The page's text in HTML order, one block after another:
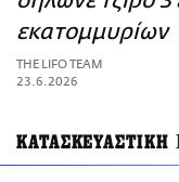
ΑΜΠΑ
PRINT
εκατομμυρίων
THE LIFO TEAM
23.6.2026
ΚΑΤΑΣΚΕΥΑΣΤΙΚΗ